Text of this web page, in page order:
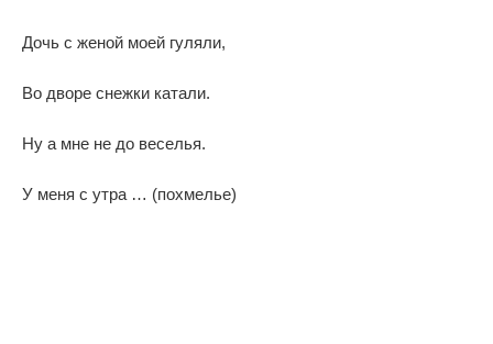
Дочь с женой моей гуляли,
Во дворе снежки катали.
Ну а мне не до веселья.
У меня с утра … (похмелье)